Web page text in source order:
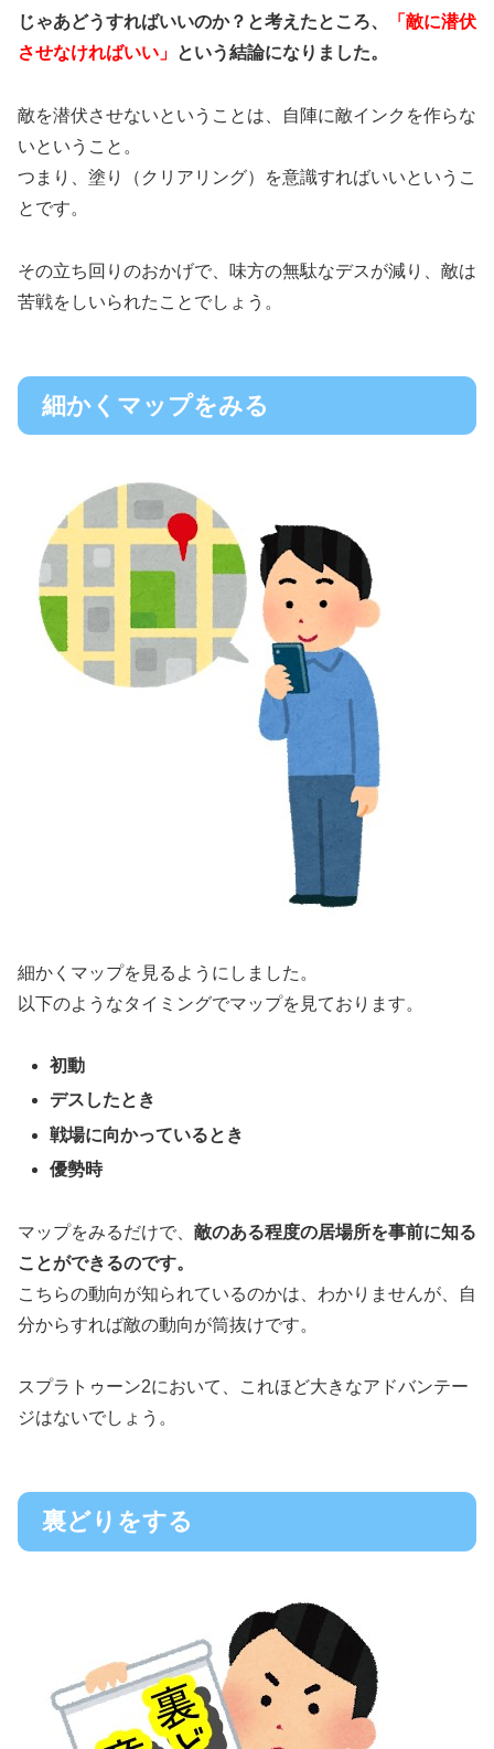
じゃあどうすればいいのか？と考えたところ、
「敵に潜伏
させなければいい」 という結論になりました。
敵を潜伏させないということは、自陣に敵インクを作らな
いということ。
つまり、塗り（クリアリング）を意識すればいいというこ
とです。
その立ち回りのおかげで、味方の無駄なデスが減り、敵は
苦戦をしいられたことでしょう。
細かくマップをみる
細かくマップを見るようにしました。
以下のようなタイミングでマップを見ております。
初動
デスしたとき
戦場に向かっているとき
優勢時
マップをみるだけで、 敵のある程度の居場所を事前に知る
ことができるのです。
こちらの動向が知られているのかは、わかりませんが、自
分からすれば敵の動向が筒抜けです。
スプラトゥーン2において、これほど大きなアドバンテー
ジはないでしょう。
裏どりをする